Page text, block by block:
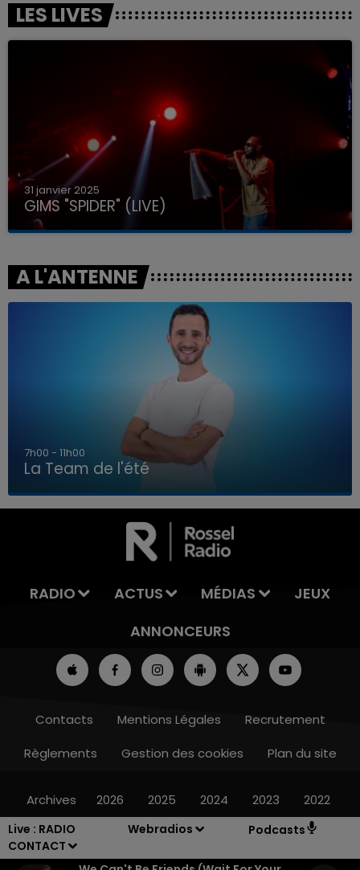
Live : RADIO
CONTACT
Webradios Podcasts
LA TEAM DE L'ÉTÉ
LES LIVES
31 janvier 2025
GIMS "SPIDER" (LIVE)
A L'ANTENNE
7h00 - 11h00
La Team de l'été
RADIO ACTUS MÉDIAS
JEUX
ANNONCEURS
Contacts Mentions Légales
Recrutement
Règlements
Gestion des cookies Plan du site
Archives 2026 2025 2024 2023 2022